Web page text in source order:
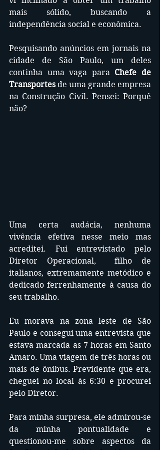
mais sólido, buscando a
independência social e econômica.
Pesquisando anúncios em jornais na
cidade de São Paulo, um deles
continha uma vaga para Chefe de
Transportes de uma grande empresa
na Construção Civil. Pensei: Porquê
não?
Uma certa audácia, nenhuma
vivência efetiva nesse meio mas
acreditei. Fui entrevistado pelo
Diretor Operacional,  filho de
italianos, extremamente metódico e
dedicado ferrenhamente à causa do
seu trabalho.
Eu morava na zona leste de São
Paulo e consegui uma entrevista que
estava marcada as 7 horas em Santo
Amaro. Uma viagem de três horas ou
mais de ônibus. Previdente que era,
cheguei no local às 6:30 e procurei
pelo Diretor.
Para minha surpresa, ele admirou-se
da minha pontualidade e
questionou-me sobre aspectos da